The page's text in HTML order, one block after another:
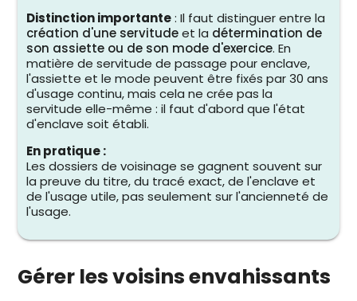
Distinction importante: Il faut distinguer entre la
création d'une servitudeet la détermination de
son assiette ou de son mode d'exercice. En
matière de servitude de passage pour enclave,
l'assiette et le mode peuvent être fixés par 30 ans
d'usage continu, mais cela ne crée pas la
servitude elle-même : il faut d'abord que l'état
d'enclave soit établi.
En pratique :
Les dossiers de voisinage se gagnent souvent sur
la preuve du titre, du tracé exact, de l'enclave et
de l'usage utile, pas seulement sur l'ancienneté de
l'usage.
Gérer les voisins envahissants